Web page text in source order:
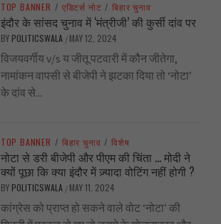
TOP BANNER / एडिटर्स नोट / बिहार चुनाव
इंदौर के सांसद चुनाव में ‘मंत्रीजी’ की कुर्सी दांव पर
BY POLITICSWALA / MAY 12, 2024
विजयवर्गीय v/s य जीतू पटवारी में कौन जीतेगा,
नामांकन वापसी से बीजेपी ने झटका दिया तो ‘नोटा’
के दांव से...
TOP BANNER / बिहार चुनाव / विशेष
नोटा से डरी बीजेपी और पीएम की चिंता … मोदी ने
क्यों पूछा कि क्या इंदौर में ज़्यादा वोटिंग नहीं होगी ?
BY POLITICSWALA / MAY 11, 2024
कांग्रेस को प्राप्त हो सकने वाले वोट ‘नोटा’ की